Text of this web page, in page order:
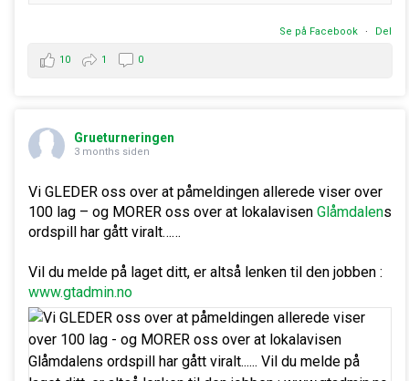
Se på Facebook · Del
10 1 0
Grueturneringen
3 months siden
Vi GLEDER oss over at påmeldingen allerede viser over
100 lag – og MORER oss over at lokalavisenGlåmdalens
ordspill har gått viralt……
Vil du melde på laget ditt, er altså lenken til den jobben :
www.gtadmin.no